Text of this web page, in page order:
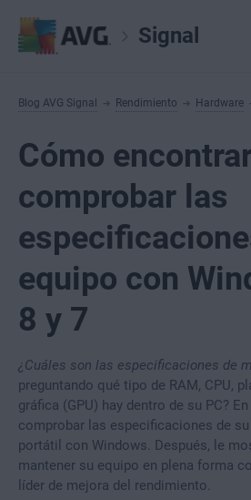
Signal
Blog AVG Signal Rendimiento Hardware
Cómo
comprobar las
equipo con
8 y 7
¿Cuáles son las especificaciones de
preguntando qué tipo de RAM, CPU,
gráfica (GPU) hay dentro de su PC?
comprobar las especificaciones de
portátil con Windows. Después, le
mantener su equipo en plena forma
líder de mejora del rendimiento.